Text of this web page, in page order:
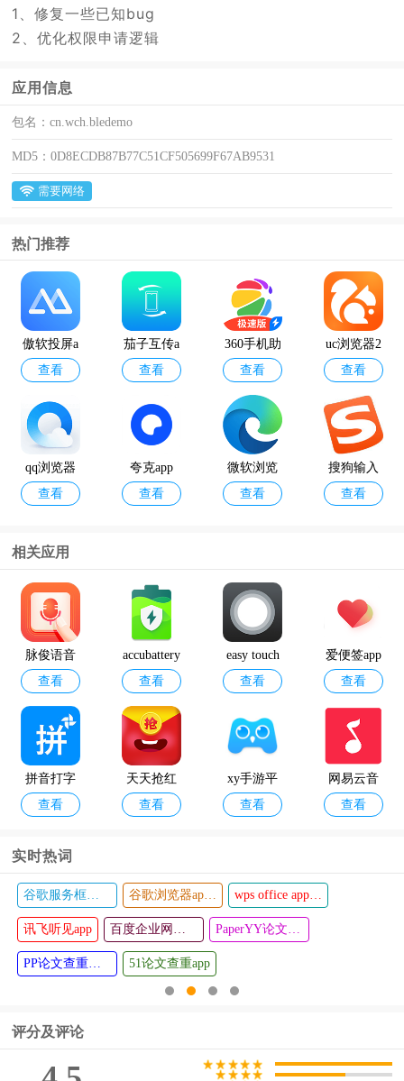
1、修复一些已知bug
2、优化权限申请逻辑
应用信息
包名：cn.wch.bledemo
MD5：0D8ECDB87B77C51CF505699F67AB9531
需要网络
热门推荐
傲软投屏a
pp
查看
茄子互传a
pp
查看
360手机助
手极速版a
pp
查看
uc浏览器2
024最新版
查看
qq浏览器
官方版
查看
夸克app
查看
微软浏览
器手机版
查看
搜狗输入
法官方正
查看
讯飞输入
法app
查看
百度输入
法最新版
本2024
查看
相关应用
脉俊语音
输入法app
查看
accubattery
pro中文破
解版
查看
easy touch
虚拟按键
查看
爱便签app
官方正式
版
查看
拼音打字
练习软件
查看
天天抢红
包app
查看
xy手游平
台
查看
网易云音
乐下载狗a
查看
SatDump
查看
Suno ai音
乐
查看
实时热词
讯飞听见app
51论文查重app
评分及评论